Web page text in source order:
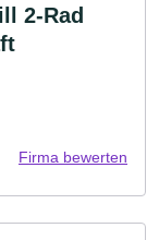
2-Rad
Firma bewerten